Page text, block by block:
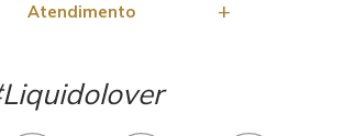
Atendimento